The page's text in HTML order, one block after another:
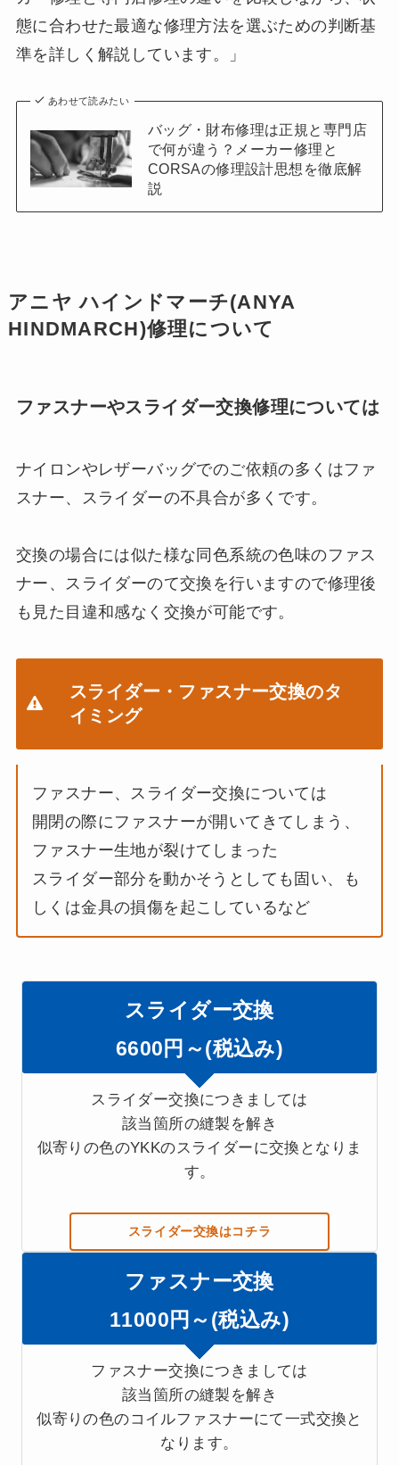
態に合わせた最適な修理方法を選ぶための判断基
準を詳しく解説しています。」
あわせて読みたい
バッグ・財布修理は正規と専門店
で何が違う？メーカー修理と
CORSAの修理設計思想を徹底解
説
アニヤ ハインドマーチ(ANYA
HINDMARCH)修理について
ファスナーやスライダー交換修理については
ナイロンやレザーバッグでのご依頼の多くはファ
スナー、スライダーの不具合が多くです。
交換の場合には似た様な同色系統の色味のファス
ナー、スライダーのて交換を行いますので修理後
も見た目違和感なく交換が可能です。
スライダー・ファスナー交換のタ
イミング
ファスナー、スライダー交換については
開閉の際にファスナーが開いてきてしまう、
ファスナー生地が裂けてしまった
スライダー部分を動かそうとしても固い、も
しくは金具の損傷を起こしているなど
スライダー交換
6600円～(税込み)
スライダー交換につきましては
該当箇所の縫製を解き
似寄りの色のYKKのスライダーに交換となりま
す。
スライダー交換はコチラ
ファスナー交換
11000円～(税込み)
ファスナー交換につきましては
該当箇所の縫製を解き
似寄りの色のコイルファスナーにて一式交換と
なります。